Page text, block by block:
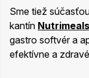
Sme tiež
kantín Nutrimeals
gastro softvér a
efektívne a